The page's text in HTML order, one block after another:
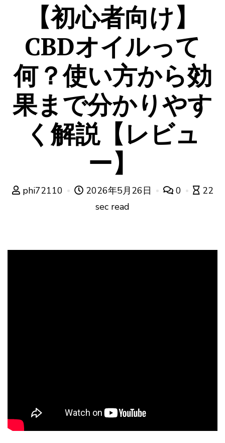
【初心者向け】
CBDオイルって
何？使い方から効
果まで分かりやす
く解説【レビュ
ー】
phi72110 2026年5月26日 0
22
sec read